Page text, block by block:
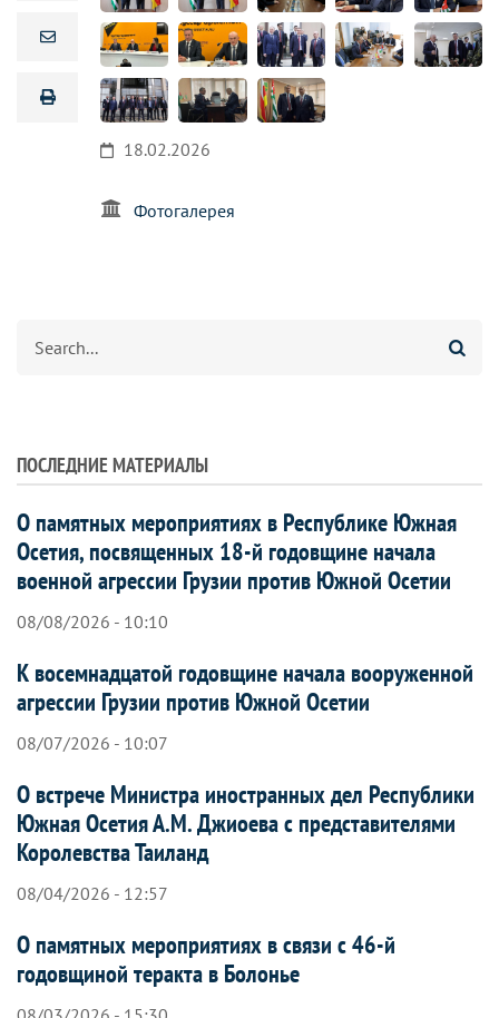
18.02.2026
Фотогалерея
ПОСЛЕДНИЕ МАТЕРИАЛЫ
О памятных мероприятиях в Республике Южная
Осетия, посвященных 18-й годовщине начала
военной агрессии Грузии против Южной Осетии
08/08/2026 - 10:10
К восемнадцатой годовщине начала вооруженной
агрессии Грузии против Южной Осетии
08/07/2026 - 10:07
О встрече Министра иностранных дел Республики
Южная Осетия А.М. Джиоева с представителями
Королевства Таиланд
08/04/2026 - 12:57
О памятных мероприятиях в связи с 46-й
годовщиной теракта в Болонье